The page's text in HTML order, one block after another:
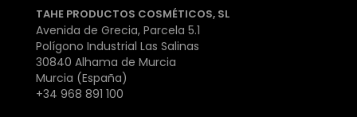
TAHE PRODUCTOS COSMÉTICOS, SL
Avenida de Grecia, Parcela 5.1
Polígono Industrial Las Salinas
30840 Alhama de Murcia
Murcia (España)
+34 968 891 100